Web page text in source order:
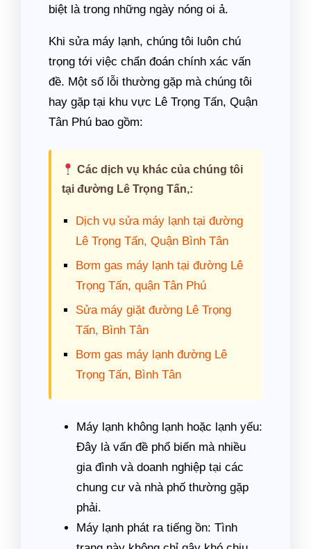
biệt là trong những ngày nóng oi ả.
Khi sửa máy lạnh, chúng tôi luôn chú
trọng tới việc chẩn đoán chính xác vấn
đề. Một số lỗi thường gặp mà chúng tôi
hay gặp tại khu vực Lê Trọng Tấn, Quận
Tân Phú bao gồm:
Các dịch vụ khác của chúng tôi
tại đường Lê Trọng Tấn,:
Dịch vụ sửa máy lạnh tại đường
Lê Trọng Tấn, Quận Bình Tân
Bơm gas máy lạnh tại đường Lê
Trọng Tấn, quận Tân Phú
Sửa máy giặt đường Lê Trọng
Tấn, Bình Tân
Bơm gas máy lạnh đường Lê
Trọng Tấn, Bình Tân
Máy lạnh không lạnh hoặc lạnh yếu:
Đây là vấn đề phổ biến mà nhiều
gia đình và doanh nghiệp tại các
chung cư và nhà phố thường gặp
phải.
Máy lạnh phát ra tiếng ồn: Tình